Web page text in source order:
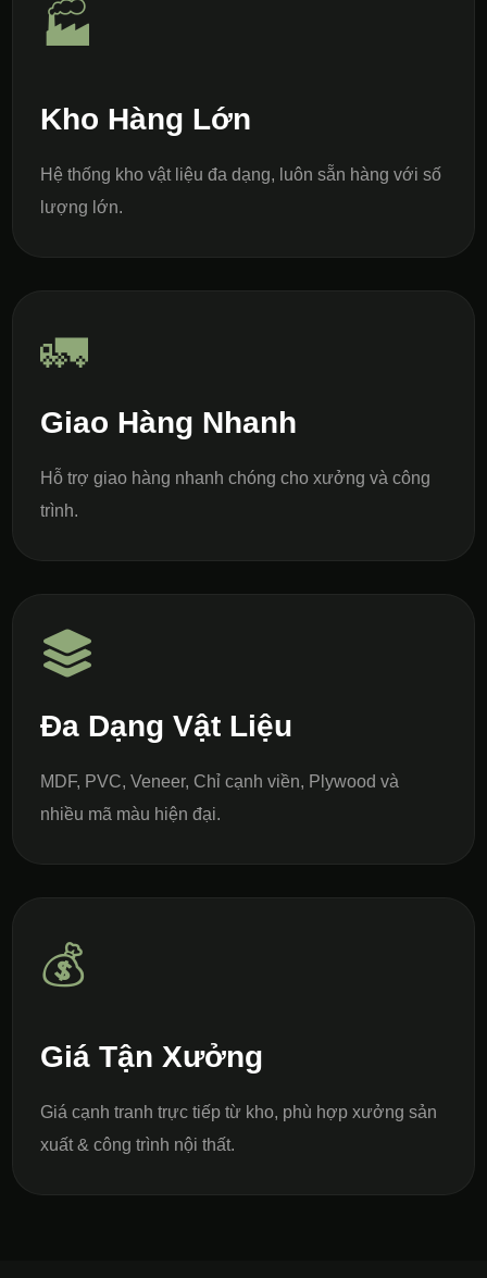
🏭
Kho Hàng Lớn
Hệ thống kho vật liệu đa dạng, luôn sẵn hàng với số
lượng lớn.
🚛
Giao Hàng Nhanh
Hỗ trợ giao hàng nhanh chóng cho xưởng và công
trình.
Đa Dạng Vật Liệu
MDF, PVC, Veneer, Chỉ cạnh viền, Plywood và
nhiều mã màu hiện đại.
💰
Giá Tận Xưởng
Giá cạnh tranh trực tiếp từ kho, phù hợp xưởng sản
xuất & công trình nội thất.